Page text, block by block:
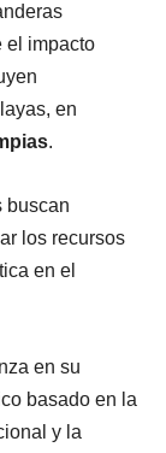
el impacto
en
.
buscan
los recursos
en el
en su
basado en la
y la